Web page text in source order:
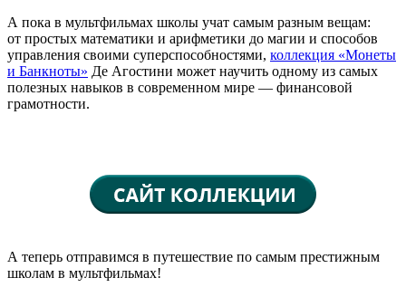
А пока в мультфильмах школы учат самым разным вещам:
от простых математики и арифметики до магии и способов
управления своими суперспособностями, коллекция «Монеты
и Банкноты» Де Агостини может научить одному из самых
полезных навыков в современном мире — финансовой
грамотности.
А теперь отправимся в путешествие по самым престижным
школам в мультфильмах!